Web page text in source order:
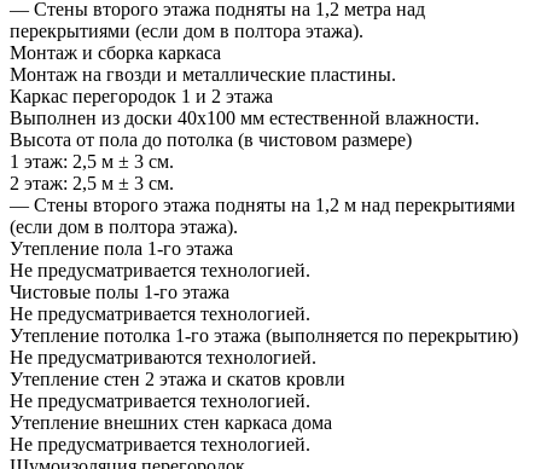
— Стены второго этажа подняты на 1,2 метра над
перекрытиями (если дом в полтора этажа).
Монтаж и сборка каркаса
Монтаж на гвозди и металлические пластины.
Каркас перегородок 1 и 2 этажа
Выполнен из доски 40х100 мм естественной влажности.
Высота от пола до потолка (в чистовом размере)
1 этаж: 2,5 м ± 3 см.
2 этаж: 2,5 м ± 3 см.
— Стены второго этажа подняты на 1,2 м над перекрытиями
(если дом в полтора этажа).
Утепление пола 1-го этажа
Не предусматривается технологией.
Чистовые полы 1-го этажа
Не предусматривается технологией.
Утепление потолка 1-го этажа (выполняется по перекрытию)
Не предусматриваются технологией.
Утепление стен 2 этажа и скатов кровли
Не предусматривается технологией.
Утепление внешних стен каркаса дома
Не предусматривается технологией.